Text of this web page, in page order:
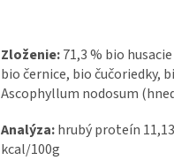
Zloženie:71,3 % bio
bio černice, bio čučoriedky,
Ascophyllum nodosum
Analýza:hrubý proteín
kcal/100g